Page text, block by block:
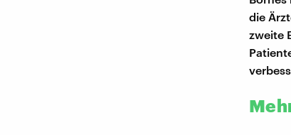
die
zweite